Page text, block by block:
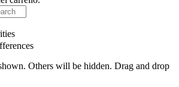
Others will be hidden. Drag and drop